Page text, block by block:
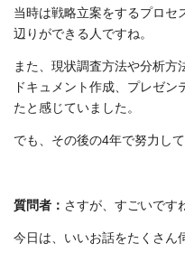
当時は戦略立案をするプロセ
辺りができる人ですね。
また、現状調査方法や分析方
ドキュメント作成、プレゼ
たと感じていました。
でも、その後の4年で努力し
質問者： さすが、すごいです
今日は、いいお話をたくさん